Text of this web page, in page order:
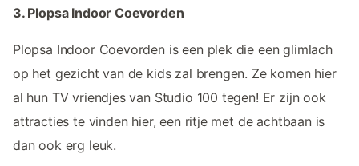
3. Plopsa Indoor Coevorden
Plopsa Indoor Coevorden is een plek die een glimlach
op het gezicht van de kids zal brengen. Ze komen hier
al hun TV vriendjes van Studio 100 tegen! Er zijn ook
attracties te vinden hier, een ritje met de achtbaan is
dan ook erg leuk.